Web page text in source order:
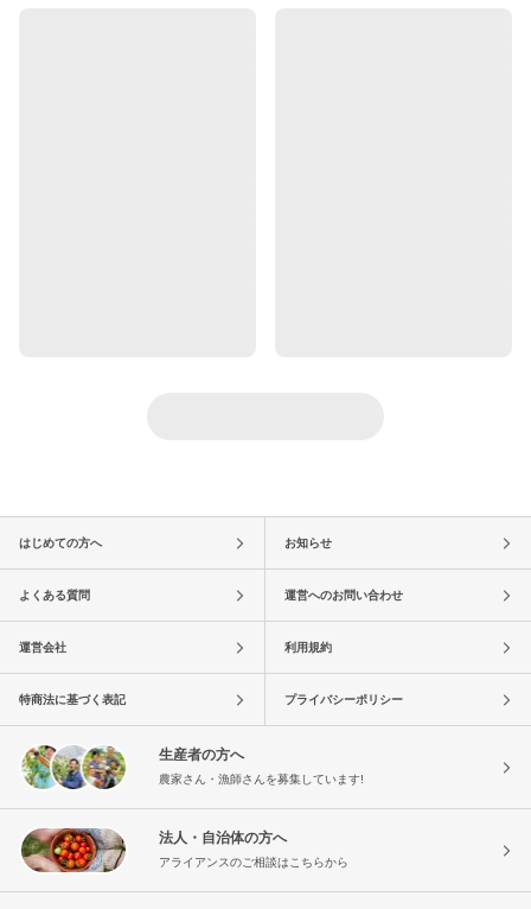
はじめての方へ お知らせ
よくある質問 運営へのお問い合わせ
運営会社 利用規約
特商法に基づく表記 プライバシーポリシー
生産者の方へ
農家さん・漁師さんを募集しています!
法人・自治体の方へ
アライアンスのご相談はこちらから